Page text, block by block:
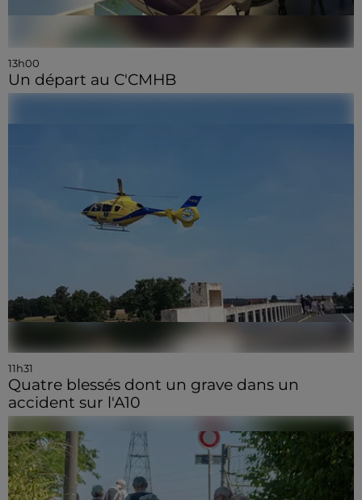
13h00
Un départ au C'CMHB
11h31
Quatre blessés dont un grave dans un
accident sur l'A10